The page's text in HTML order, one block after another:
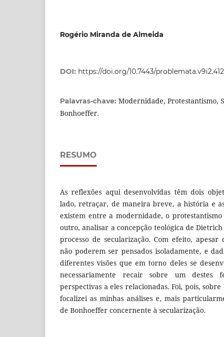
Rogério Miranda de Almeida
DOI: https://doi.org/10.7443/
Palavras-chave: Modernidade, Protestantismo,
Bonhoeffer.
RESUMO
As reflexões aqui desenvolvidas têm dois
lado, retraçar, de maneira breve, a história e
existem entre a modernidade, o
outro, analisar a concepção teológica de
processo de secularização. Com efeito, apesar
não poderem ser pensados isoladamente, e
diferentes visões que em torno deles se
necessariamente recair sobre um destes
perspectivas a eles relacionadas. Foi, pois,
focalizei as minhas análises e, mais
de Bonhoeffer concernente à secularização.